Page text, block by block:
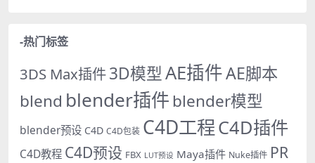
-热门标签
3DS Max插件3D模型AE插件AE脚本
blend blender插件 blender模型
blender预设 C4D C4D包装 C4D工程C4D插件
C4D教程 C4D预设 FBX LUT预设 Maya插件 Nuke插件 PR